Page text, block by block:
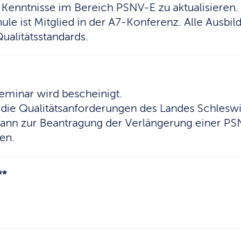
im Bereich PSNV-E zu aktualisieren.
ist Mitglied in der A7-Konferenz. Alle
wird bescheinigt.
Qualitätsanforderungen des Landes
zur Beantragung der Verlängerung einer